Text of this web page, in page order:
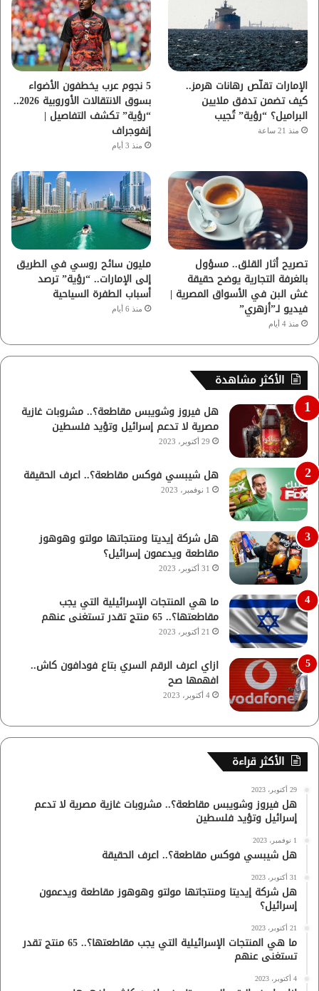
ك
و
ب
ق
ر
م
الإمارات تقلّص رهانات هرمز..
كيف تضمن تدفق ملايين
البراميل؟ “رؤية” تُجيب
منذ 21 ساعة
5 نجوم عرب يخطفون الأضواء
بسوق الانتقالات الأوروبية 2026..
“رؤية” تكشف التفاصيل |
إنفوجراف
منذ 3 أيام
تصريح أثار القلق.. مسؤول
بالغرفة التجارية يوضح حقيقة
غش البن في الأسواق المصرية |
فيديو لـ”أزهري”
منذ 4 أيام
مليون سائح روسي في الطريق
إلى الإمارات.. “رؤية” ترصد
أسباب الطفرة السياحية
منذ 6 أيام
الأكثر مشاهدة
هل فيروز وشويبس مقاطعة؟.. مشروبات غازية
مصرية لا تدعم إسرائيل وتؤيد فلسطين
29 أكتوبر، 2023
هل شيبسي فوكس مقاطعة؟.. اعرف الحقيقة
1 نوفمبر، 2023
هل شركة إيديتا ومنتجاتها مولتو وهوهوز
مقاطعة ويدعمون إسرائيل؟
31 أكتوبر، 2023
ما هي المنتجات الإسرائيلية التي يجب
مقاطعتها؟.. 65 منتج تقدر تستغنى عنهم
21 أكتوبر، 2023
ازاي اعرف الرقم السري بتاع فودافون كاش..
افهمها صح
4 أكتوبر، 2023
الأكثر قراءة
29 أكتوبر، 2023
هل فيروز وشويبس مقاطعة؟.. مشروبات غازية مصرية لا تدعم
إسرائيل وتؤيد فلسطين
1 نوفمبر، 2023
هل شيبسي فوكس مقاطعة؟.. اعرف الحقيقة
31 أكتوبر، 2023
هل شركة إيديتا ومنتجاتها مولتو وهوهوز مقاطعة ويدعمون
إسرائيل؟
21 أكتوبر، 2023
ما هي المنتجات الإسرائيلية التي يجب مقاطعتها؟.. 65 منتج تقدر
تستغنى عنهم
4 أكتوبر، 2023